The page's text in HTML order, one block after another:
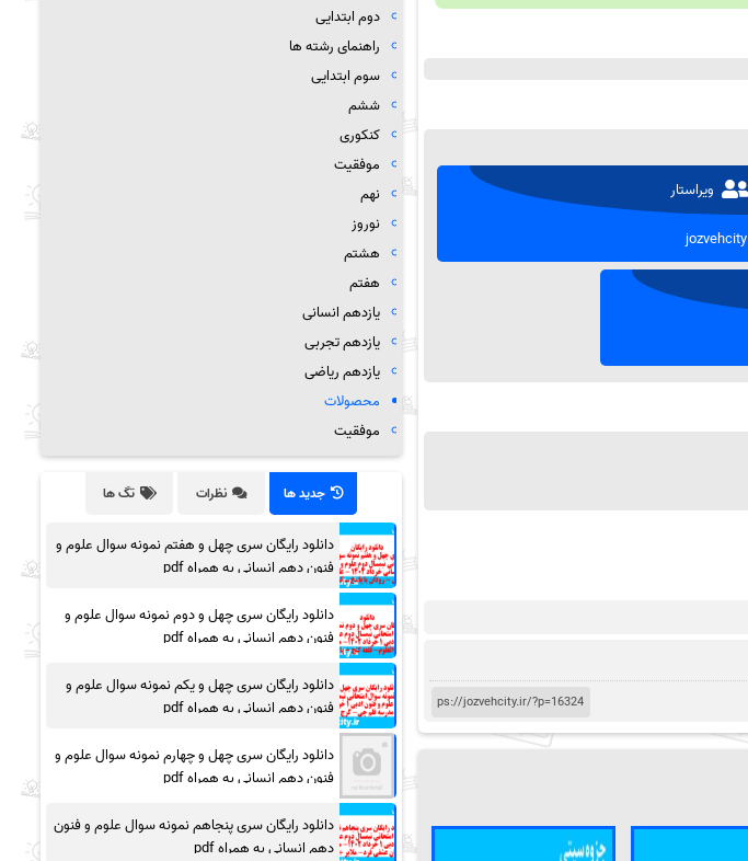
ویراستار
jozvehcity
دوم ابتدایی
راهنمای رشته ها
سوم ابتدایی
ششم
کنکوری
موفقیت
نهم
نوروز
هشتم
هفتم
یازدهم انسانی
یازدهم تجربی
یازدهم ریاضی
محصولات
موفقیت
جدید ها نظرات تگ ها
دانلود رایگان سری چهل و هفتم نمونه سوال علوم و
فنون دهم انسانی به همراه pdf
دانلود رایگان سری چهل و دوم نمونه سوال علوم و
فنون دهم انسانی به همراه pdf
دانلود رایگان سری چهل و یکم نمونه سوال علوم و
فنون دهم انسانی به همراه pdf
دانلود رایگان سری چهل و چهارم نمونه سوال علوم و
فنون دهم انسانی به همراه pdf
دانلود رایگان سری پنجاهم نمونه سوال علوم و فنون
دهم انسانی به همراه pdf